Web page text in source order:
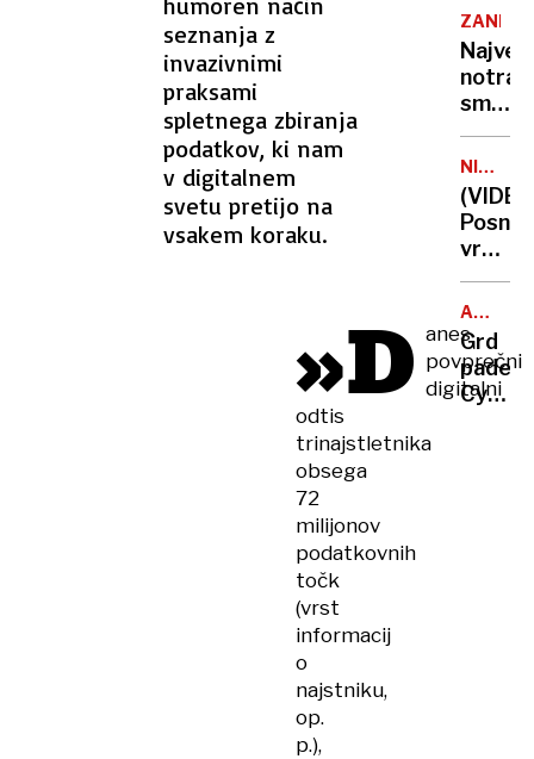
seznanja z
invazivnimi
praksami
spletnega zbiranja
podatkov, ki nam
v digitalnem
svetu pretijo na
vsakem koraku.
»D anes
povprečni
digitalni
odtis
trinajstletnika
obsega
72
milijonov
podatkovnih
točk
(vrst
informacij
o
najstniku,
op.
p.),
sum
dejanja
na
svetu
ima
pet
prog
NILSKI
KONJ
ki je
očaral
svet
ALPSKO
Grd
padec